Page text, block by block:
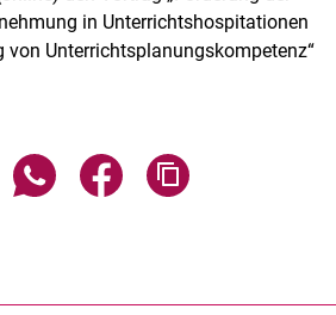
in Unterrichtshospitationen
von Unterrichtsplanungskompetenz“
Seite über E-Mail teilen
Seite über WhatsApp teilen
Seite über Facebook